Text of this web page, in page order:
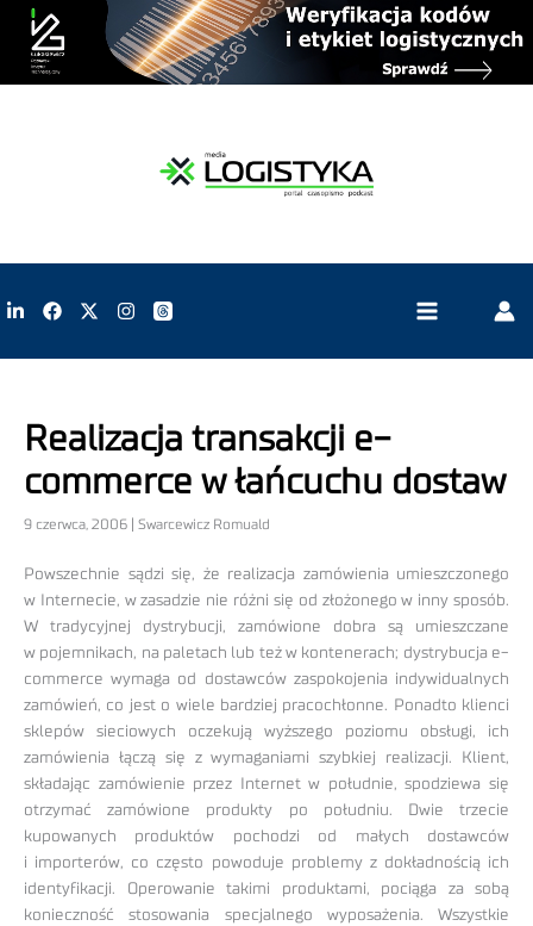
Realizacja transakcji e-
commerce w łańcuchu dostaw
9 czerwca, 2006 | Swarcewicz Romuald
Powszechnie sądzi się, że realizacja zamówienia umieszczonego
w Internecie, w zasadzie nie różni się od złożonego w inny sposób.
W tradycyjnej dystrybucji, zamówione dobra są umieszczane
w pojemnikach, na paletach lub też w kontenerach; dystrybucja e-
commerce wymaga od dostawców zaspokojenia indywidualnych
zamówień, co jest o wiele bardziej pracochłonne. Ponadto klienci
sklepów sieciowych oczekują wyższego poziomu obsługi, ich
zamówienia łączą się z wymaganiami szybkiej realizacji. Klient,
składając zamówienie przez Internet w południe, spodziewa się
otrzymać zamówione produkty po południu. Dwie trzecie
kupowanych produktów pochodzi od małych dostawców
i importerów, co często powoduje problemy z dokładnością ich
identyfikacji. Operowanie takimi produktami, pociąga za sobą
konieczność stosowania specjalnego wyposażenia. Wszystkie